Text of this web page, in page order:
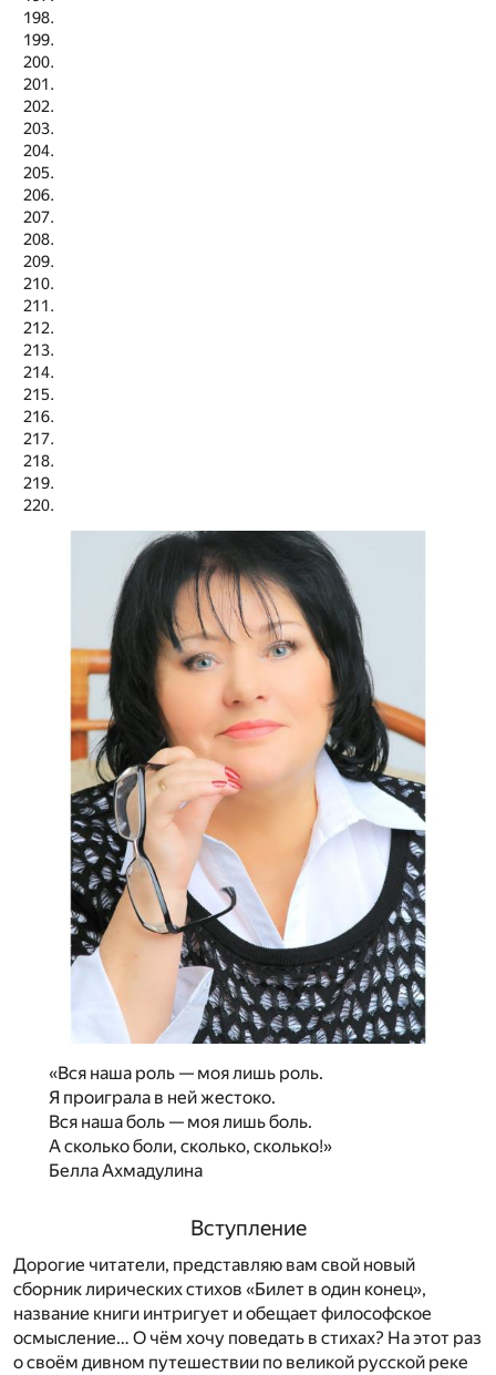
«Вся наша роль — моя лишь роль.
Я проиграла в ней жестоко.
Вся наша боль — моя лишь боль.
А сколько боли, сколько, сколько!»
Белла Ахмадулина
Вступление
Дорогие читатели, представляю вам свой новый
сборник лирических стихов «Билет в один конец»,
название книги интригует и обещает философское
осмысление… О чём хочу поведать в стихах? На этот раз
о своём дивном путешествии по великой русской реке